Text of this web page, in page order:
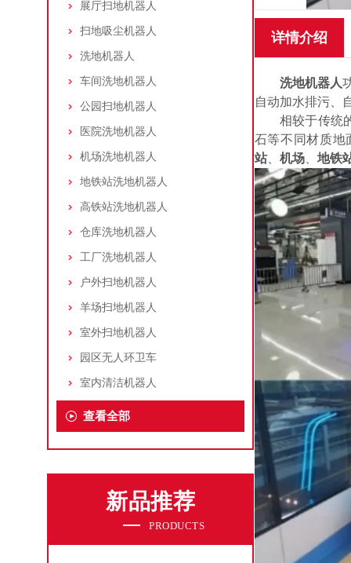
展厅扫地机器人
扫地吸尘机器人
洗地机器人
车间洗地机器人
公园扫地机器人
医院洗地机器人
机场洗地机器人
地铁站洗地机器人
高铁站洗地机器人
仓库洗地机器人
工厂洗地机器人
户外扫地机器人
羊场扫地机器人
室外扫地机器人
园区无人环卫车
室内清洁机器人
查看全部
新品推荐
PRODUCTS
详情介绍
洗地机器人
自动加水排污、
相较于传统
石等不同材质地
站、 机场、 地铁